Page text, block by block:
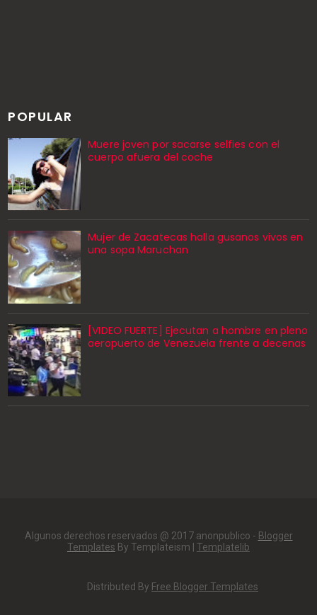
POPULAR
Muere joven por sacarse selfies con el
cuerpo afuera del coche
Mujer de Zacatecas halla gusanos vivos en
una sopa Maruchan
[VIDEO FUERTE] Ejecutan a hombre en pleno
aeropuerto de Venezuela frente a decenas
Algunos derechos reservados @ 2017 anonpublico - Blogger
Templates By Templateism | Templatelib
Distributed By Free Blogger Templates